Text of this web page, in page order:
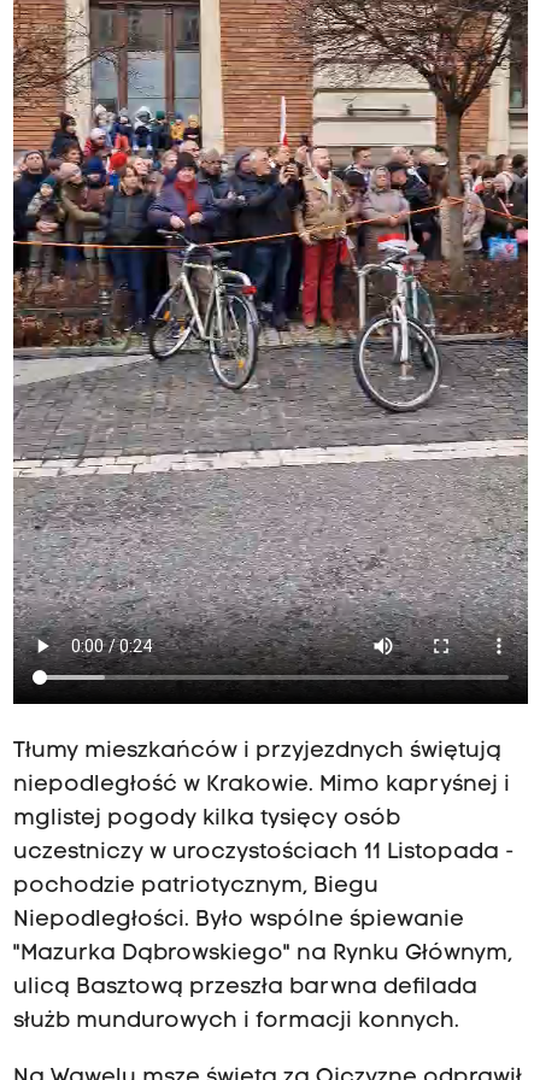
Tłumy mieszkańców i przyjezdnych świętują
niepodległość w Krakowie. Mimo kapryśnej i
mglistej pogody kilka tysięcy osób
uczestniczy w uroczystościach 11 Listopada -
pochodzie patriotycznym, Biegu
Niepodległości. Było wspólne śpiewanie
"Mazurka Dąbrowskiego" na Rynku Głównym,
ulicą Basztową przeszła barwna defilada
służb mundurowych i formacji konnych.